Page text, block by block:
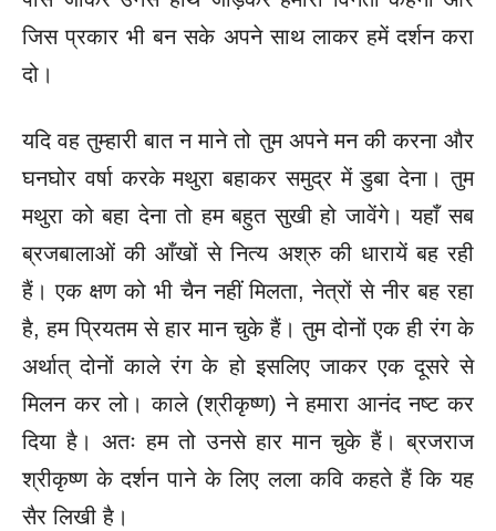
जिस प्रकार भी बन सके अपने साथ लाकर हमें दर्शन करा
दो।
यदि वह तुम्हारी बात न माने तो तुम अपने मन की करना और
घनघोर वर्षा करके मथुरा बहाकर समुद्र में डुबा देना। तुम
मथुरा को बहा देना तो हम बहुत सुखी हो जावेंगे। यहाँ सब
ब्रजबालाओं की आँखों से नित्य अश्रु की धारायें बह रही
हैं। एक क्षण को भी चैन नहीं मिलता, नेत्रों से नीर बह रहा
है, हम प्रियतम से हार मान चुके हैं। तुम दोनों एक ही रंग के
अर्थात् दोनों काले रंग के हो इसलिए जाकर एक दूसरे से
मिलन कर लो। काले (श्रीकृष्ण) ने हमारा आनंद नष्ट कर
दिया है। अतः हम तो उनसे हार मान चुके हैं। ब्रजराज
श्रीकृष्ण के दर्शन पाने के लिए लला कवि कहते हैं कि यह
सैर लिखी है।